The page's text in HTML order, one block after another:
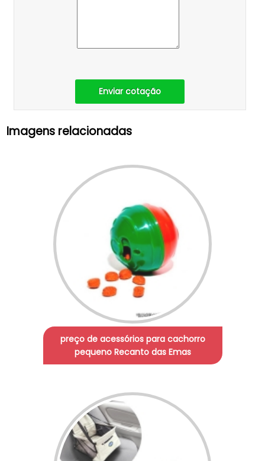
Enviar cotação
Imagens relacionadas
preço de acessórios para cachorro
pequeno Recanto das Emas